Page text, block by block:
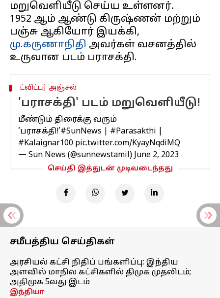
மறுவெளியீடு செய்ய உள்ளனர்.
1952 ஆம் ஆண்டு கிருஷ்ணன் மற்றும்
பஞ்சு ஆகியோர் இயக்கி,
மு.கருணாநிதி அவர்கள் வசனத்தில்
ட்விட்டர் அஞ்சல்
'பராசக்தி' படம் மறுவெளியீடு!
மீண்டும் திரைக்கு வரும்
‘பராசக்தி!’#SunNews #Parasakthi
#Kalaignar100 pic.twitter.com/KyayNqdiMQ
— Sun News (@sunnewstamil) June 2, 2023
செய்தி இத்துடன் முடிவடைந்தது
சமீபத்திய செய்திகள்
அரசியல் கட்சி நிதிப் பங்களிப்பு: இந்திய
அளவில் மாநில கட்சிகளில் திமுக முதலிடம்;
அதிமுக 5வது இடம்
இந்தியா